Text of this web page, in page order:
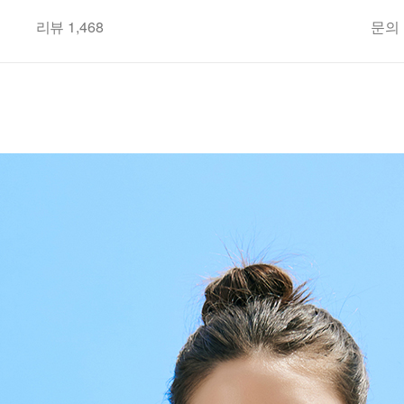
리뷰 1,468 문의